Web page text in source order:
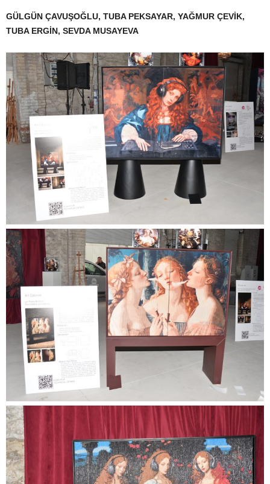
GÜLGÜN ÇAVUŞOĞLU, TUBA PEKSAYAR, YAĞMUR ÇEVİK,
TUBA ERGİN, SEVDA MUSAYEVA